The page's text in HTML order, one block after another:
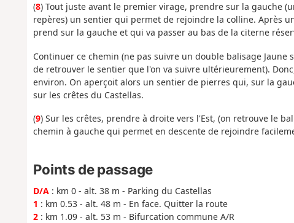
(8) Tout juste avant le premier virage, prendre sur la gauche
repères) un sentier qui permet de rejoindre la colline. Après
prend sur la gauche et qui va passer au bas de la citerne
Continuer ce chemin (ne pas suivre un double balisage
de retrouver le sentier que l'on va suivre ultérieurement).
environ. On aperçoit alors un sentier de pierres qui, sur la
sur les crêtes du Castellas.
(9) Sur les crêtes, prendre à droite vers l'Est, (on retrouve le
chemin à gauche qui permet en descente de rejoindre
Points de passage
D/A: km 0 - alt. 38 m - Parking du Castellas
1 : km 0.53 - alt. 48 m - En face. Quitter la route
2: km 1.09 - alt. 53 m - Bifurcation commune A/R